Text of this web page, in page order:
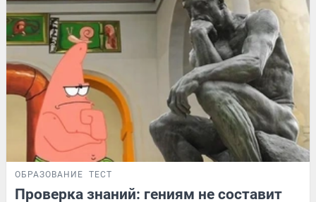
ОБРАЗОВАНИЕ ТЕСТ
Проверка знаний: гениям не составит